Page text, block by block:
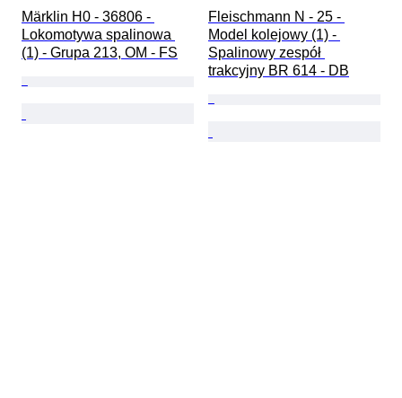
Märklin H0 - 36806 -
Lokomotywa spalinowa
(1) - Grupa 213, OM - FS
Fleischmann N - 25 -
Model kolejowy (1) -
Spalinowy zespół
trakcyjny BR 614 - DB